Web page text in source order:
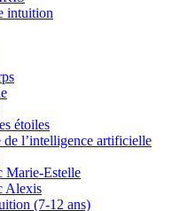
intuition
étoiles
de l’intelligence artificielle
Marie-Estelle
Alexis
(7-12 ans)